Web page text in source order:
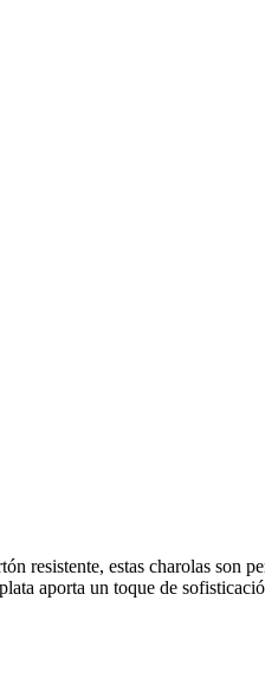
resistente, estas charolas son
aporta un toque de